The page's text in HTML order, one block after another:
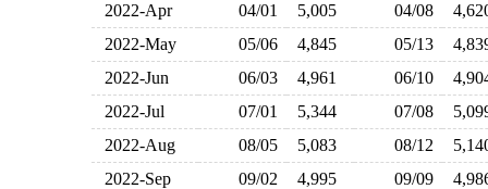
2022-Apr
04/01 5,005 04/08
2022-May
05/06 4,845 05/13
2022-Jun
06/03 4,961 06/10
2022-Jul
07/01 5,344 07/08
2022-Aug
08/05 5,083 08/12
2022-Sep
09/02 4,995 09/09